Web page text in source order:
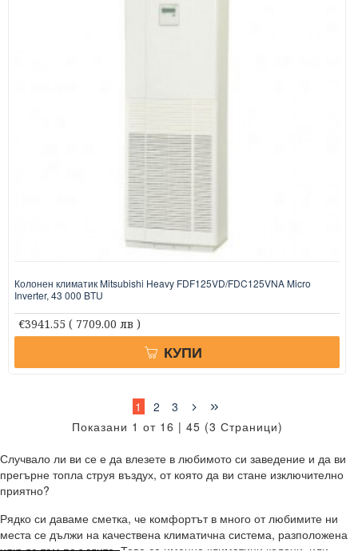
Случвало ли ви се е да влезете в любимото си заведение и да ви
прегърне топла струя въздух, от която да ви стане изключително
приятно?
Рядко си даваме сметка, че комфортът в много от любимите ни
места се дължи на качествена климатична система, разположена
Колонен климатик Mitsubishi Heavy FDF125VD/FDC125VNA Micro
Inverter, 43 000 BTU
€3941.55 ( 7709.00 лв )
КУПИ
1 2
3
Показани 1 от 16 | 45 (3 Страници)